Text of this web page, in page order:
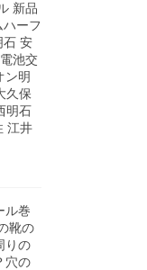
新品
ーフ
石 安
池交
ン明
久保
明石
江井
ル巻
靴の
りの
穴の